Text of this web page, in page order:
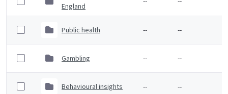
England
Public health -- --
Gambling -- --
Behavioural insights -- --